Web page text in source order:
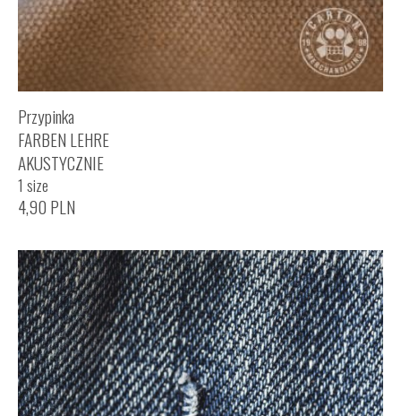
Przypinka
FARBEN LEHRE
AKUSTYCZNIE
1 size
4,90 PLN